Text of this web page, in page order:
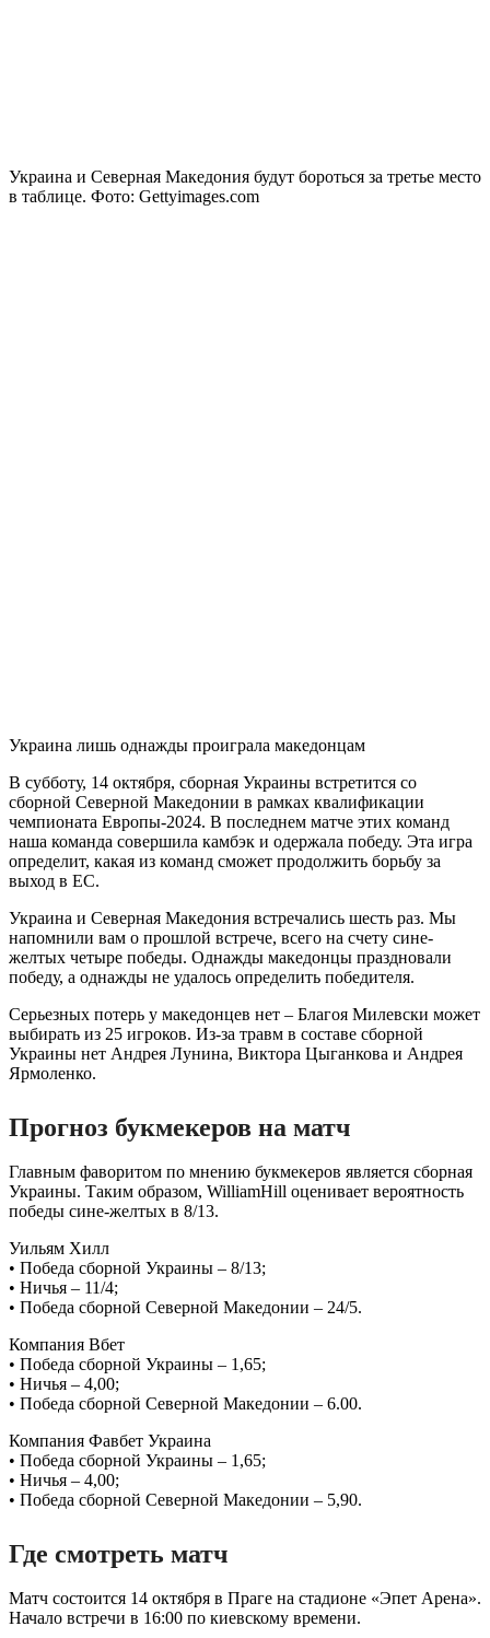
Украина и Северная Македония будут бороться за третье место
в таблице. Фото: Gettyimages.com
Украина лишь однажды проиграла македонцам
В субботу, 14 октября, сборная Украины встретится со
сборной Северной Македонии в рамках квалификации
чемпионата Европы-2024. В последнем матче этих команд
наша команда совершила камбэк и одержала победу. Эта игра
определит, какая из команд сможет продолжить борьбу за
выход в ЕС.
Украина и Северная Македония встречались шесть раз. Мы
напомнили вам о прошлой встрече, всего на счету сине-
желтых четыре победы. Однажды македонцы праздновали
победу, а однажды не удалось определить победителя.
Серьезных потерь у македонцев нет – Благоя Милевски может
выбирать из 25 игроков. Из-за травм в составе сборной
Украины нет Андрея Лунина, Виктора Цыганкова и Андрея
Ярмоленко.
Прогноз букмекеров на матч
Главным фаворитом по мнению букмекеров является сборная
Украины. Таким образом, WilliamHill оценивает вероятность
победы сине-желтых в 8/13.
Уильям Хилл
• Победа сборной Украины – 8/13;
• Ничья – 11/4;
• Победа сборной Северной Македонии – 24/5.
Компания Вбет
• Победа сборной Украины – 1,65;
• Ничья – 4,00;
• Победа сборной Северной Македонии – 6.00.
Компания Фавбет Украина
• Победа сборной Украины – 1,65;
• Ничья – 4,00;
• Победа сборной Северной Македонии – 5,90.
Где смотреть матч
Матч состоится 14 октября в Праге на стадионе «Эпет Арена».
Начало встречи в 16:00 по киевскому времени.